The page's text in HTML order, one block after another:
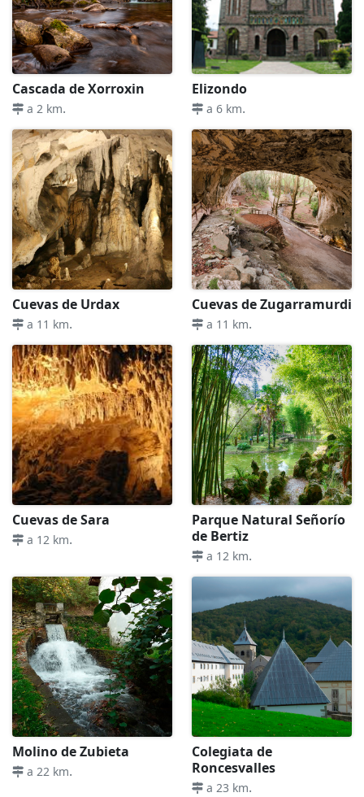
Cascada de Xorroxin
a 2 km.
Elizondo
a 6 km.
Cuevas de Urdax
a 11 km.
Cuevas de Zugarramurdi
a 11 km.
Cuevas de Sara
a 12 km.
Parque Natural Señorío
de Bertiz
a 12 km.
Molino de Zubieta
a 22 km.
Colegiata de
Roncesvalles
a 23 km.